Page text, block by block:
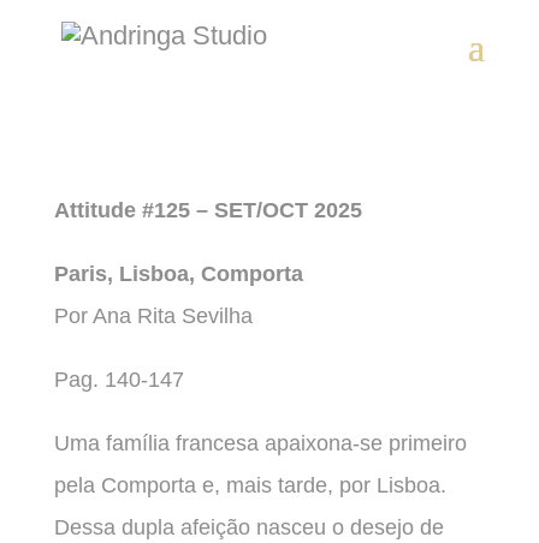
Attitude #125 – SET/OCT 2025
Paris, Lisboa, Comporta
Por Ana Rita Sevilha
Pag. 140-147
Uma família francesa apaixona-se primeiro
pela Comporta e, mais tarde, por Lisboa.
Dessa dupla afeição nasceu o desejo de